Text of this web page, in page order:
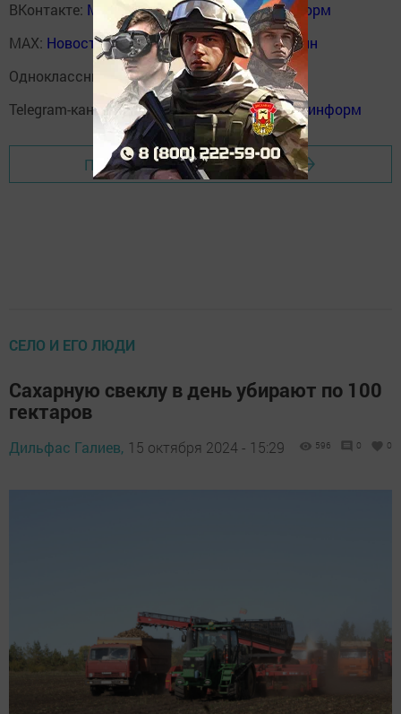
ВКонтакте: Мензелинск news - Мензеля-информ
MAX: Новости Мензелинска - Мензеля онлайн
Одноклассники:
ok.ru/menzelinsk
Telegram-канал:Мензелинск news - Мензеля-информ
Перейти на страницу новости
СЕЛО И ЕГО ЛЮДИ
Сахарную свеклу в день убирают по 100
гектаров
Дильфас Галиев, 15 октября 2024 - 15:29 596 0 0